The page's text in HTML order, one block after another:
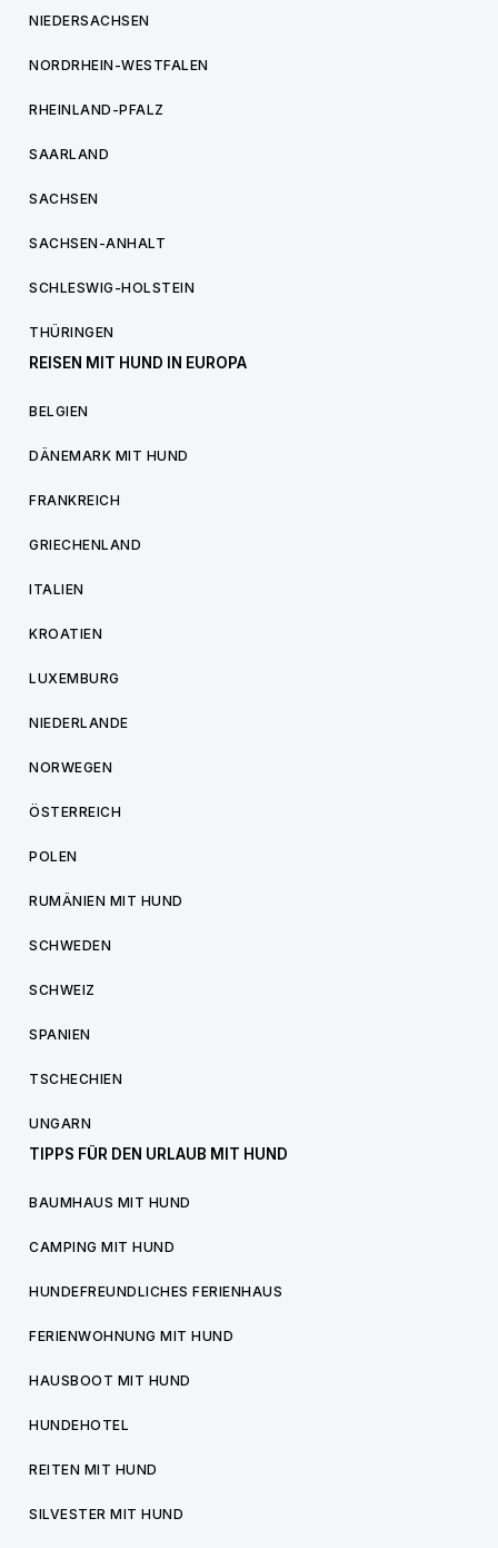
NIEDERSACHSEN
NORDRHEIN-WESTFALEN
RHEINLAND-PFALZ
SAARLAND
SACHSEN
SACHSEN-ANHALT
SCHLESWIG-HOLSTEIN
THÜRINGEN
REISEN MIT HUND IN EUROPA
BELGIEN
DÄNEMARK MIT HUND
FRANKREICH
GRIECHENLAND
ITALIEN
KROATIEN
LUXEMBURG
NIEDERLANDE
NORWEGEN
ÖSTERREICH
POLEN
RUMÄNIEN MIT HUND
SCHWEDEN
SCHWEIZ
SPANIEN
TSCHECHIEN
UNGARN
TIPPS FÜR DEN URLAUB MIT HUND
BAUMHAUS MIT HUND
CAMPING MIT HUND
HUNDEFREUNDLICHES FERIENHAUS
FERIENWOHNUNG MIT HUND
HAUSBOOT MIT HUND
HUNDEHOTEL
REITEN MIT HUND
SILVESTER MIT HUND